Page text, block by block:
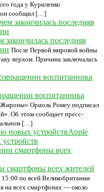
года у Куриленко
он сообщил […]
закончилась последняя
После Первой мировой войны
верхом. Причина заключалась
воспитанника
Ориоль Ромеу подписал
Об этом сообщает пресс-
[…]
Apple
смартфоны всех жителей
15:00 по всей Великобритании
на всех смартфонах — около